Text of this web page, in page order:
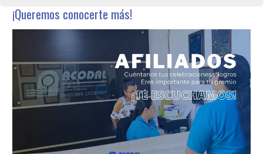
¡Queremos conocerte más!